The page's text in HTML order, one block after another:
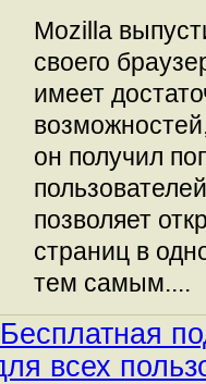
Mozilla
своего
имеет
он получил
позволяет
страниц в
тем самым....
Бесплатная
всех